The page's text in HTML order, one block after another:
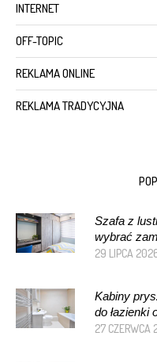
INTERNET
OFF-TOPIC
REKLAMA ONLINE
REKLAMA TRADYCYJNA
Szafa z
wybrać
29 LIPCA
Kabiny
do łazienki
27 CZERWCA